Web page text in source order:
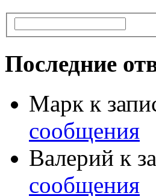
Последние
Марк к
сообщения
Валерий к
сообщения